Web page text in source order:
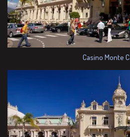
Casino Monte